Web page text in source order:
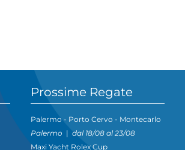
Prossime Regate
Palermo - Porto Cervo - Montecarlo
Palermo |dal 18/08 al 23/08
Maxi Yacht Rolex Cup